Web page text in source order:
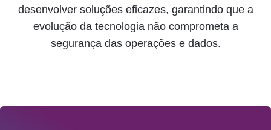
desenvolver soluções eficazes, garantindo que a
evolução da tecnologia não comprometa a
segurança das operações e dados.